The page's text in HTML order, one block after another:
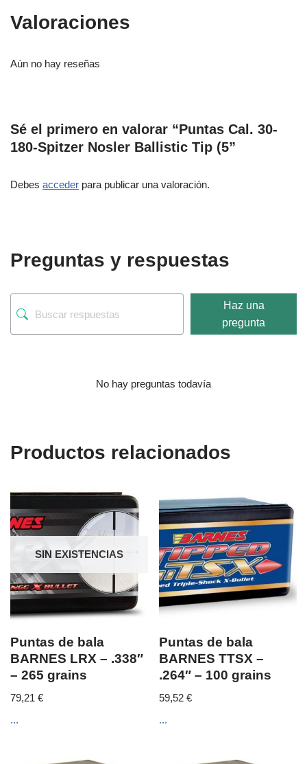
Valoraciones
Aún no hay reseñas
Sé el primero en valorar “Puntas Cal. 30-
180-Spitzer Nosler Ballistic Tip (5”
Debes acceder para publicar una valoración.
Preguntas y respuestas
Haz una
pregunta
No hay preguntas todavía
Productos relacionados
SIN EXISTENCIAS
Puntas de bala
BARNES LRX – .338″
– 265 grains
79,21 €
...
Puntas de bala
BARNES TTSX –
.264″ – 100 grains
59,52€
...